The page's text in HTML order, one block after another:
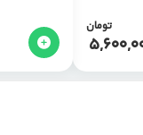
تومان